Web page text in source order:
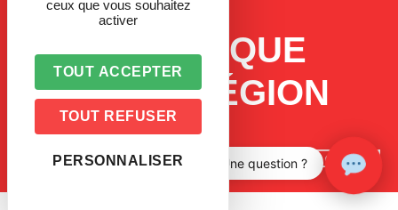
LA MARQUE
D'UNE RÉGION
Une question ?
ceux que vous souhaitez
activer
TOUT ACCEPTER
TOUT REFUSER
PERSONNALISER